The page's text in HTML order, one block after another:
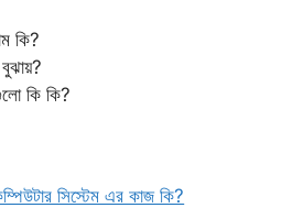
কি?
কি কি?
সিস্টেম এর কাজ কি?